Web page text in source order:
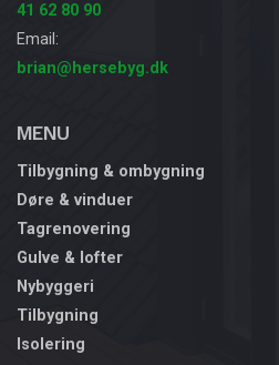
41 62 80 90
Email:
brian@hersebyg.dk
MENU
Tilbygning & ombygning
Døre & vinduer
Tagrenovering
Gulve & lofter​
Nybyggeri
Tilbygning
Isolering​